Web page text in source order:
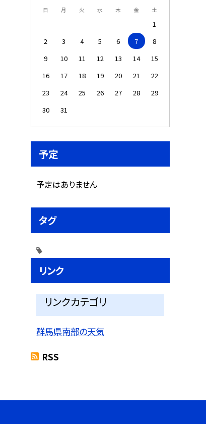
日 月 火 水 木 金 土
1
2
3 4 5 6 7
8
9
10 11 12 13 14
15
16
17 18 19 20 21
22
23
24 25 26 27 28
29
30
31
予定
予定はありません
タグ
リンク
リンクカテゴリ
群馬県南部の天気
RSS